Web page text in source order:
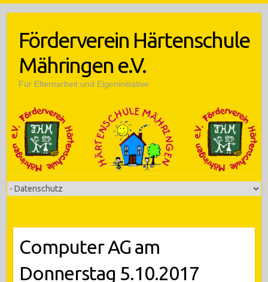
contentFörderverein Härtenschule
Mähringen e.V.
Für Elternarbeit und Eigeninitiative
Computer AG am
Donnerstag 5.10.2017